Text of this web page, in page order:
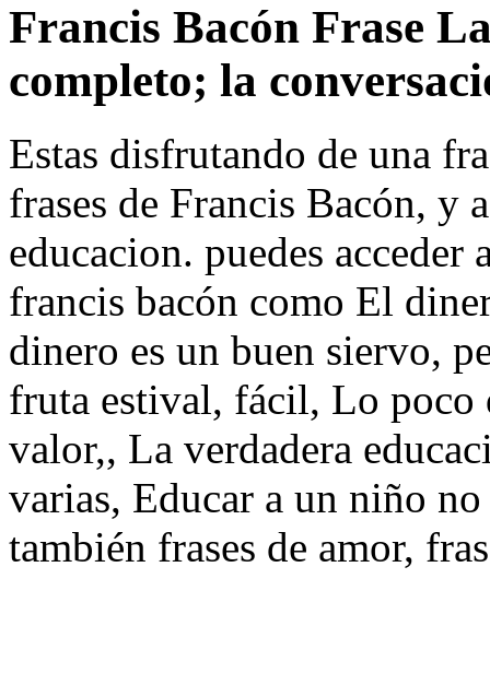
Francis Bacón Frase
completo; la
Estas disfrutando de una
frases de Francis Bacón, y
educacion. puedes acceder
francis bacón como El
dinero es un buen siervo,
fruta estival, fácil, Lo poco
valor,, La verdadera
varias, Educar a un niño
también frases de amor,